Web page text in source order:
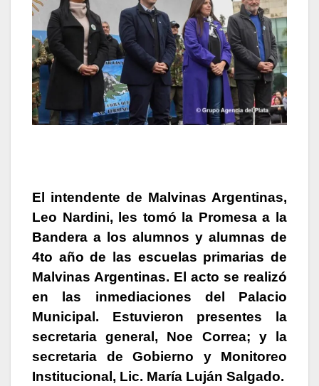
El intendente de Malvinas Argentinas,
Leo Nardini, les tomó la Promesa a la
Bandera a los alumnos y alumnas de
4to año de las escuelas primarias de
Malvinas Argentinas. El acto se realizó
en las inmediaciones del Palacio
Municipal. Estuvieron presentes la
secretaria general, Noe Correa; y la
secretaria de Gobierno y Monitoreo
Institucional, Lic. María Luján Salgado.